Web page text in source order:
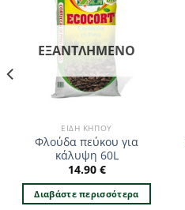
ΕΞΑΝΤΛΗΜΈΝΟ
ΕΊΔΗ ΚΉΠΟΥ
Φλούδα πεύκου για
κάλυψη 60L
14.90 €
Διαβάστε περισσότερα